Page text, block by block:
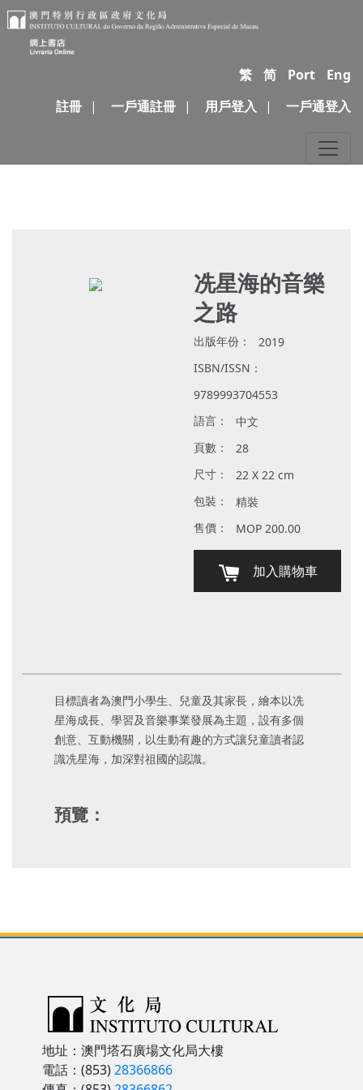
繁 简 Port
Eng
註冊
| 一戶通註冊 | 用戶登入 | 一戶通登入
冼星海的音樂
之路
出版年份：
2019
ISBN/ISSN：
9789993704553
語言：
中文
頁數：
28
尺寸：
22 X 22 cm
包裝：
精裝
售價：
MOP 200.00
加入購物車
目標讀者為澳門小學生、兒童及其家長，繪本以冼
星海成長、學習及音樂事業發展為主題，設有多個
創意、互動機關，以生動有趣的方式讓兒童讀者認
識冼星海，加深對祖國的認識。
預覽：
地址：澳門塔石廣場文化局大樓
電話：(853)28366866